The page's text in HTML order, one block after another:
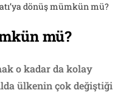
dönüş mümkün mü?
mü?
o kadar da kolay
ülkenin çok değiştiği